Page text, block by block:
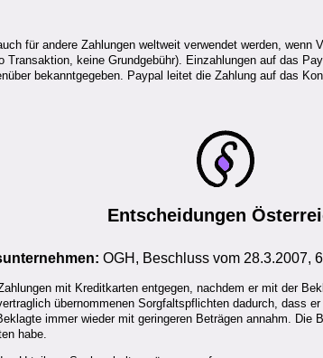
für andere Zahlungen weltweit verwendet werden,
Transaktion, keine Grundgebühr). Einzahlungen auf das
bekanntgegeben. Paypal leitet die Zahlung auf das
Entscheidungen
OGH, Beschluss vom 28.3.2007,
mit Kreditkarten entgegen, nachdem er mit der
übernommenen Sorgfaltspflichten dadurch, dass
immer wieder mit geringeren Beträgen annahm.
habe.